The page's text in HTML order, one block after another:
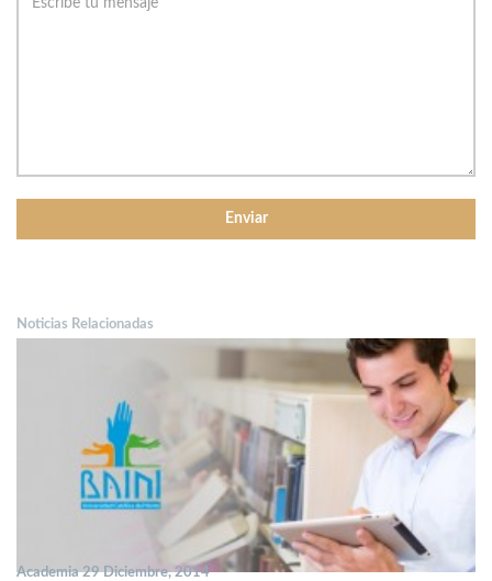
Noticias Relacionadas
Academia 29 Diciembre, 2014